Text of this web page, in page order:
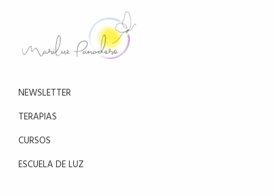
navegación
principal
a
reducir
el
estrés
con
la
NEWSLETTER
TERAPIAS
CURSOS
ESCUELA DE LUZ